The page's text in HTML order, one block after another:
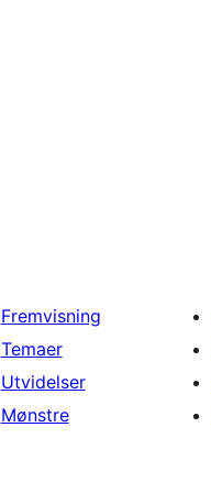
Fremvisning
Temaer
Utvidelser
Mønstre